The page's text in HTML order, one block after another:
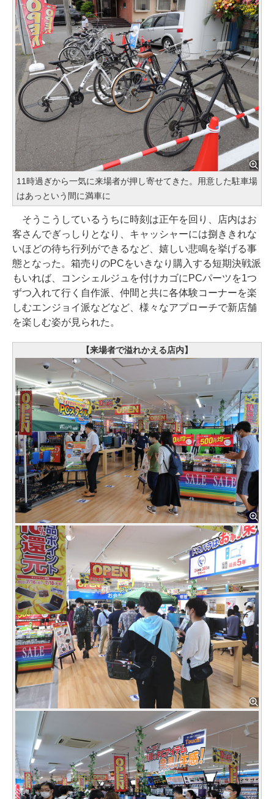
11時過ぎから一気に来場者が押し寄せてきた。用意した駐車場
はあっという間に満車に
そうこうしているうちに時刻は正午を回り、店内はお
客さんでぎっしりとなり、キャッシャーには捌ききれな
いほどの待ち行列ができるなど、嬉しい悲鳴を挙げる事
態となった。箱売りのPCをいきなり購入する短期決戦派
もいれば、コンシェルジュを付けカゴにPCパーツを1つ
ずつ入れて行く自作派、仲間と共に各体験コーナーを楽
しむエンジョイ派などなど、様々なアプローチで新店舗
を楽しむ姿が見られた。
【来場者で溢れかえる店内】